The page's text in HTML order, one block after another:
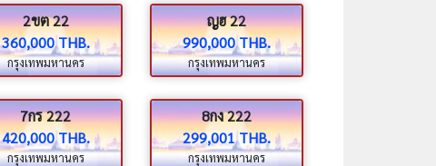
2ขต 22
360,000 THB.
กรุงเทพมหานคร
ญฮ 22
990,000 THB.
กรุงเทพมหานคร
7กร 222
420,000 THB.
กรุงเทพมหานคร
8กง 222
299,001 THB.
กรุงเทพมหานคร